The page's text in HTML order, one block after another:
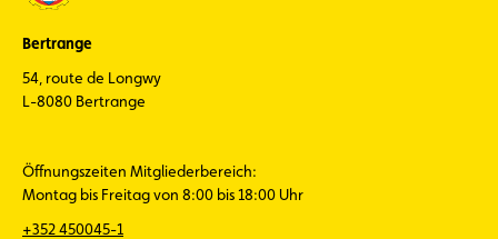
Bertrange
54, route de Longwy
L-8080 Bertrange
Öffnungszeiten Mitgliederbereich:
Montag bis Freitag von 8:00 bis 18:00 Uhr
+352 450045-1